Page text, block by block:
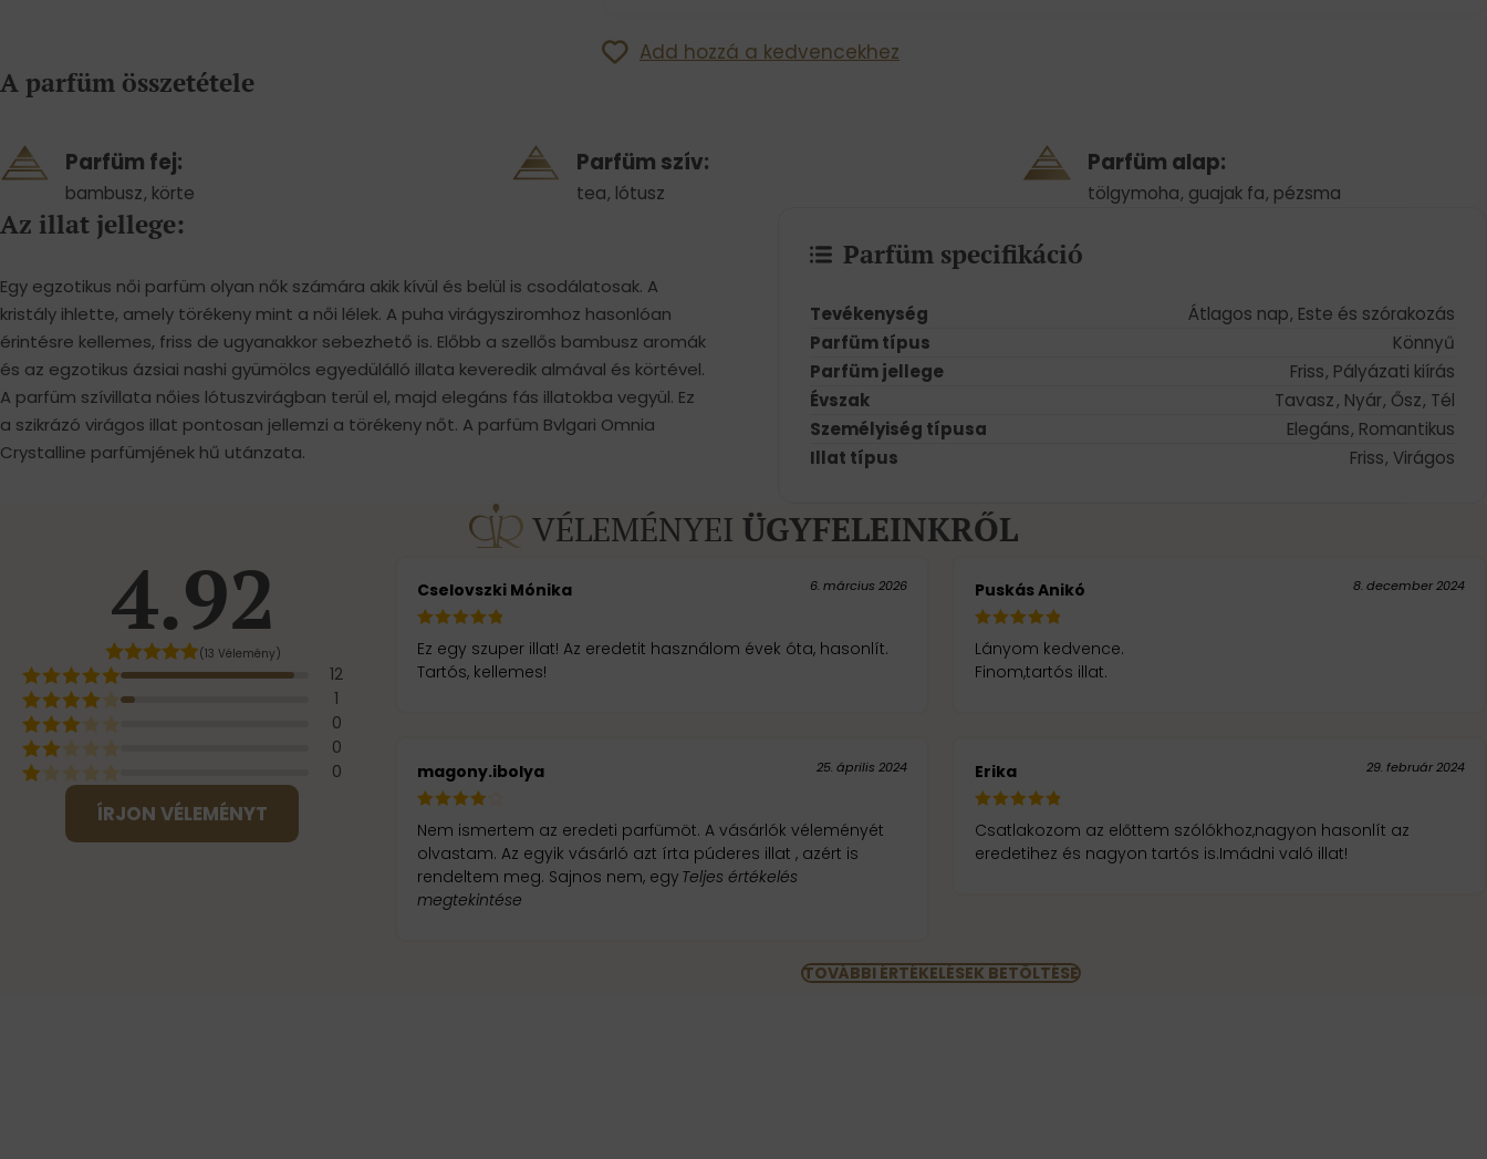
Add hozzá a kedvencekhez
A parfüm összetétele
Parfüm fej:
bambusz, körte
Parfüm szív:
tea, lótusz
Parfüm alap:
tölgymoha, guajak fa, pézsma
Az illat jellege:
Egy egzotikus női parfüm olyan nők számára akik kívül és belül is csodálatosak. A
kristály ihlette, amely törékeny mint a női lélek. A puha virágysziromhoz hasonlóan
érintésre kellemes, friss de ugyanakkor sebezhető is. Előbb a szellős bambusz aromák
és az egzotikus ázsiai nashi gyümölcs egyedülálló illata keveredik almával és körtével.
A parfüm szívillata nőies lótuszvirágban terül el, majd elegáns fás illatokba vegyül. Ez
a szikrázó virágos illat pontosan jellemzi a törékeny nőt. A parfüm Bvlgari Omnia
Crystalline parfümjének hű utánzata.
Parfüm specifikáció
Tevékenység Átlagos nap, Este és szórakozás
Parfüm típus
Könnyű
Parfüm jellege
Friss, Pályázati kiírás
Évszak
Tavasz, Nyár, Ősz, Tél
Személyiség típusa
Elegáns, Romantikus
Illat típus
Friss, Virágos
VÉLEMÉNYEI ÜGYFELEINKRŐL
4.92
(13 Vélemény)
12
1
0
0
0
ÍRJON VÉLEMÉNYT
Cselovszki Mónika 6. március 2026
Ez egy szuper illat! Az eredetit használom évek óta, hasonlít.
Tartós, kellemes!
Puskás Anikó 8. december 2024
Lányom kedvence.
Finom,tartós illat.
magony.ibolya 25. április 2024
Nem ismertem az eredeti parfümöt. A vásárlók véleményét
olvastam. Az egyik vásárló azt írta púderes illat , azért is
rendeltem meg. Sajnos nem, egy Teljes értékelés
megtekintése
Erika 29. február 2024
Csatlakozom az előttem szólókhoz,nagyon hasonlít az
eredetihez és nagyon tartós is.Imádni való illat!
TOVÁBBI ÉRTÉKELÉSEK BETÖLTÉSE